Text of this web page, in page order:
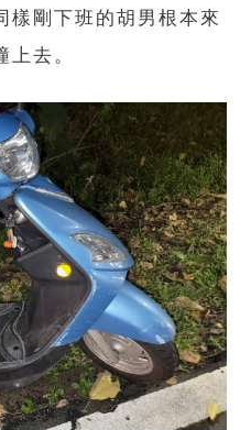
樣剛下班的胡男根本來
去。